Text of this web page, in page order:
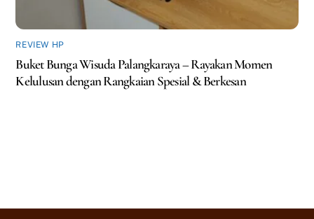
REVIEW HP
Buket Bunga Wisuda Palangkaraya – Rayakan Momen
Kelulusan dengan Rangkaian Spesial & Berkesan